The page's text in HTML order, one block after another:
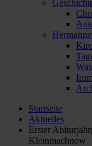
Startseite
Aktuelles
Erster
Kleinmachnow